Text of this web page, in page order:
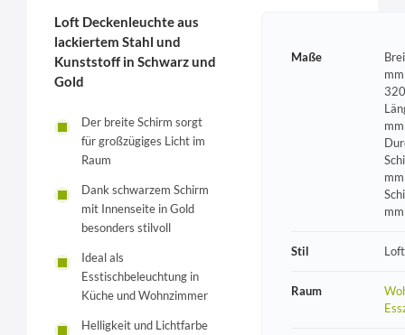
Loft Deckenleuchte aus
lackiertem Stahl und
Kunststoff in Schwarz und
Gold
Der breite Schirm sorgt
für großzügiges Licht im
Raum
Dank schwarzem Schirm
mit Innenseite in Gold
besonders stilvoll
Ideal als
Esstischbeleuchtung in
Küche und Wohnzimmer
Helligkeit und Lichtfarbe
Maße
mm
Stil Loft
Raum